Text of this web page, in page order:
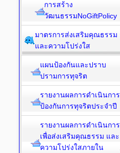
การสร้าง
วัฒนธรรมNoGiftPolicy
มาตรการส่งเสริมคุณธรรม
และความโปร่งใส
แผนป้องกันและปราบ
ปรามการทุจริต
รายงานผลการดำเนินการ
ป้องกันการทุจริตประจำปี
รายงานผลการดำเนินการ
เพื่อส่งเสริมคุณธรรม และ
ความโปร่งใสภายใน